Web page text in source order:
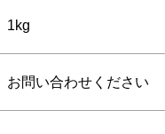
1kg
お問い合わせください